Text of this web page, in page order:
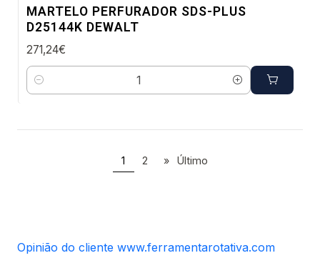
MARTELO PERFURADOR SDS-PLUS
D25144K DEWALT
271,24€
Quantidade
1 2 » Último
Opinião do cliente www.ferramentarotativa.com